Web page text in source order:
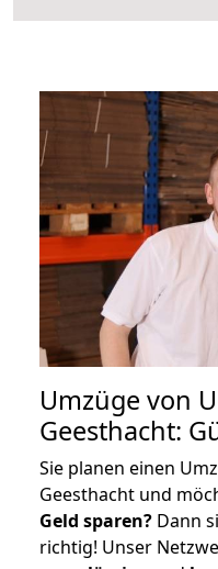
Umzüge von
Geesthacht:
Sie planen einen
Geesthacht und
Geld sparen? Dann
richtig! Unser